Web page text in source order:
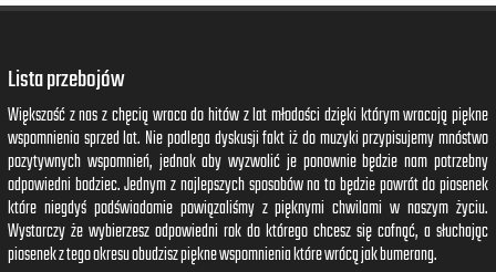
Lista przebojów
Większość z nas z chęcią wraca do hitów z lat młodości dzięki którym wracają piękne
wspomnienia sprzed lat. Nie podlega dyskusji fakt iż do muzyki przypisujemy mnóstwo
pozytywnych wspomnień, jednak aby wyzwolić je ponownie będzie nam potrzebny
odpowiedni bodziec. Jednym z najlepszych sposobów na to będzie powrót do piosenek
które niegdyś podświadomie powiązaliśmy z pięknymi chwilami w naszym życiu.
Wystarczy że wybierzesz odpowiedni rok do którego chcesz się cofnąć, a słuchając
piosenek z tego okresu obudzisz piękne wspomnienia które wrócą jak bumerang.